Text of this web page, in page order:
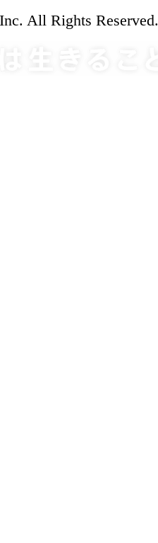
All Rights Reserved.